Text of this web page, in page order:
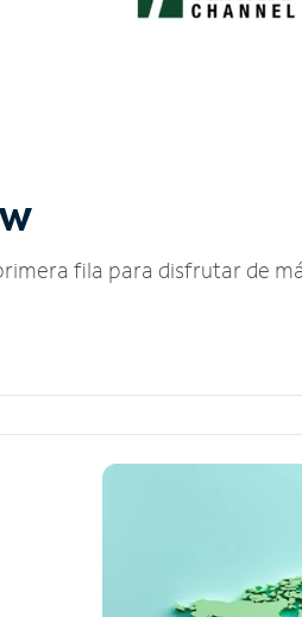
fila para disfrutar de